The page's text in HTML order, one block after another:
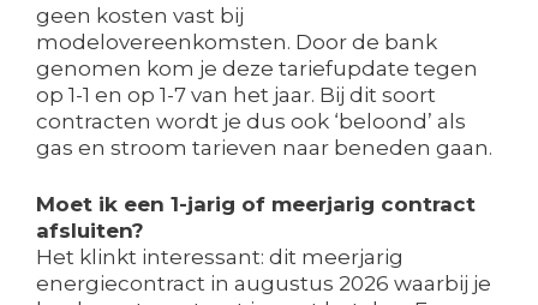
geen kosten vast bij
modelovereenkomsten. Door de bank
genomen kom je deze tariefupdate tegen
op 1-1 en op 1-7 van het jaar. Bij dit soort
contracten wordt je dus ook ‘beloond’ als
gas en stroom tarieven naar beneden gaan.
Moet ik een 1-jarig of meerjarig contract
afsluiten?
Het klinkt interessant: dit meerjarig
energiecontract in augustus 2026 waarbij je